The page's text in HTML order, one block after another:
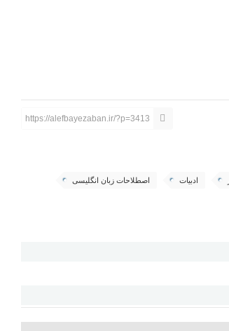
https://alefbayezaban.ir/?p=3413
ادبیات اصطلاحات زبان انگلیسی